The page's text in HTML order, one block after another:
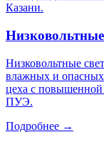
Казани.
Низковольтные
влажных и
цеха с повышенной
ПУЭ.
Подробнее →